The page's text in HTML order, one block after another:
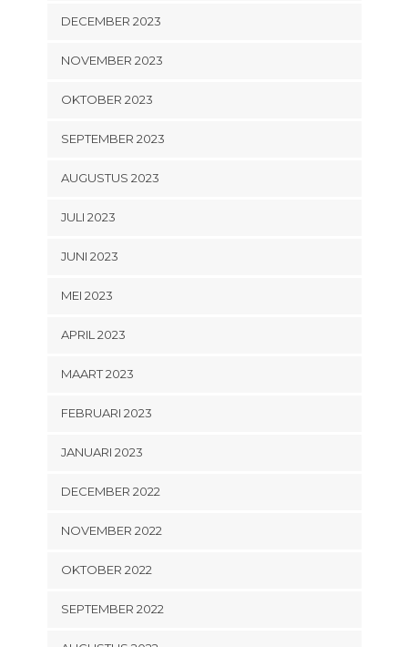
DECEMBER 2023
NOVEMBER 2023
OKTOBER 2023
SEPTEMBER 2023
AUGUSTUS 2023
JULI 2023
JUNI 2023
MEI 2023
APRIL 2023
MAART 2023
FEBRUARI 2023
JANUARI 2023
DECEMBER 2022
NOVEMBER 2022
OKTOBER 2022
SEPTEMBER 2022